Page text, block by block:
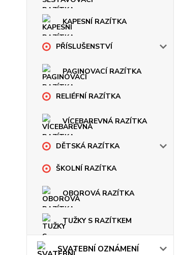
KAPESNÍ RAZÍTKA
PŘÍSLUŠENSTVÍ
PAGINOVACÍ RAZÍTKA
RELIÉFNÍ RAZÍTKA
VÍCEBAREVNÁ RAZÍTKA
DĚTSKÁ RAZÍTKA
ŠKOLNÍ RAZÍTKA
OBOROVÁ RAZÍTKA
TUŽKY S RAZÍTKEM
SVATEBNÍ OZNÁMENÍ